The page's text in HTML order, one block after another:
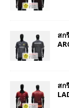
สก
สก